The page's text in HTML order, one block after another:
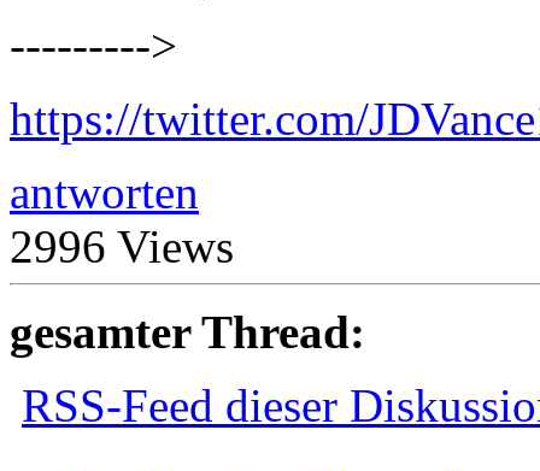
--------->
https://twitter.com/
antworten
2996 Views
gesamter Thread:
RSS-Feed dieser